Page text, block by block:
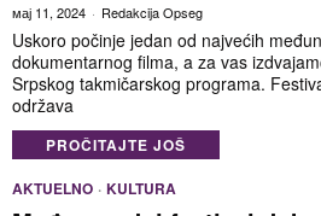
мај 11, 2024 Redakcija Opseg
Uskoro počinje jedan od najvećih
dokumentarnog filma, a za vas
Srpskog takmičarskog programa.
održava
PROČITAJTE JOŠ
AKTUELNO · KULTURA